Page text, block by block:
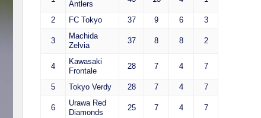
Antlers
2 FC Tokyo 37 9 6 3
3
Machida
Zelvia
37 8 8 2
4
Kawasaki
Frontale
28 7 4 7
5 Tokyo Verdy 28 7 4 7
6
Urawa Red
Diamonds
25 7 4 7